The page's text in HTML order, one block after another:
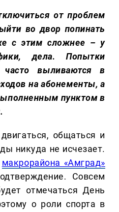
от проблем
во двор попинать
с этим сложнее – у
дела. Попытки
часто выливаются в
на абонементы, а
пунктом в
общаться и
никуда не исчезает.
макрорайона «Амград»
Совсем
отмечаться День
о роли спорта в